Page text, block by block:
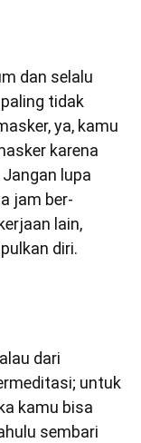
dan selalu
tidak
ya, kamu
karena
lupa
jam ber-
lain,
diri.
dari
untuk
kamu bisa
sembari